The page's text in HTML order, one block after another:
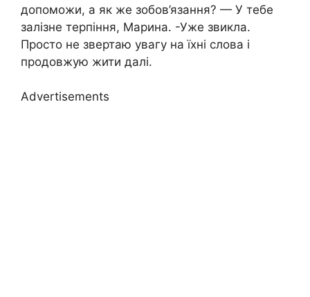
допоможи, а як же зобов’язання? — У тебе
залізне терпіння, Марина. -Уже звикла.
Просто не звертаю увагу на їхні слова і
продовжую жити далі.
Advertisements